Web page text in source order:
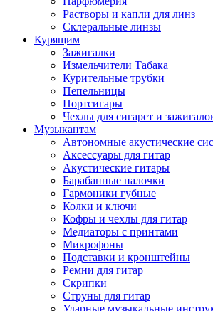
Растворы и капли для линз
Склеральные линзы
Курящим
Зажигалки
Измельчители Табака
Курительные трубки
Пепельницы
Портсигары
Чехлы для сигарет и
Музыкантам
Автономные акустические
Аксессуары для гитар
Акустические гитары
Барабанные палочки
Гармоники губные
Колки и ключи
Кофры и чехлы для гитар
Медиаторы с принтами
Микрофоны
Подставки и кронштейны
Ремни для гитар
Скрипки
Струны для гитар
Ударные музыкальные